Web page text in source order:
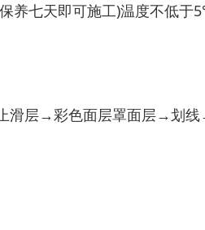
七天即可施工)温度不低于
层→彩色面层罩面层→划